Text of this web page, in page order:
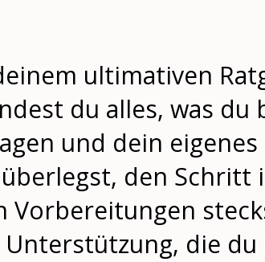
ultimativen
du alles, was du
und dein
den
die